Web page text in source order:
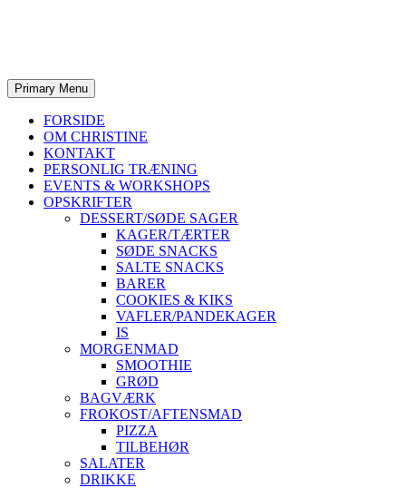
Primary Menu
FORSIDE
OM CHRISTINE
KONTAKT
PERSONLIG TRÆNING
EVENTS & WORKSHOPS
OPSKRIFTER
DESSERT/SØDE SAGER
KAGER/TÆRTER
SØDE SNACKS
SALTE SNACKS
BARER
COOKIES & KIKS
VAFLER/PANDEKAGER
IS
MORGENMAD
SMOOTHIE
GRØD
BAGVÆRK
FROKOST/AFTENSMAD
PIZZA
TILBEHØR
SALATER
DRIKKE